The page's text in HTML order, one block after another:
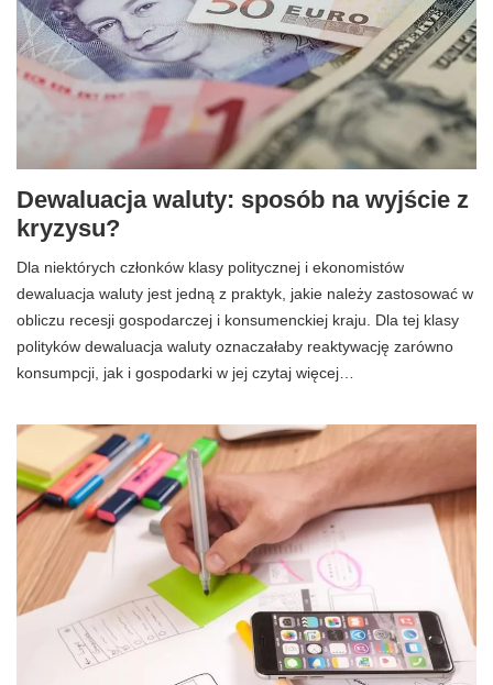
Dewaluacja waluty: sposób na wyjście z
kryzysu?
Dla niektórych członków klasy politycznej i ekonomistów
dewaluacja waluty jest jedną z praktyk, jakie należy zastosować w
obliczu recesji gospodarczej i konsumenckiej kraju. Dla tej klasy
polityków dewaluacja waluty oznaczałaby reaktywację zarówno
konsumpcji, jak i gospodarki w jej czytaj więcej…